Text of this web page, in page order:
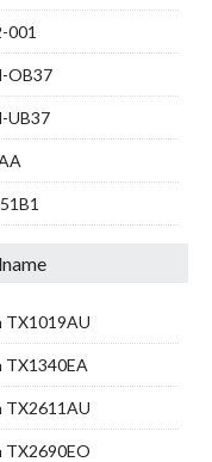
001
OB37
UB37
TX1019AU
TX1340EA
TX2611AU
TX2690EO